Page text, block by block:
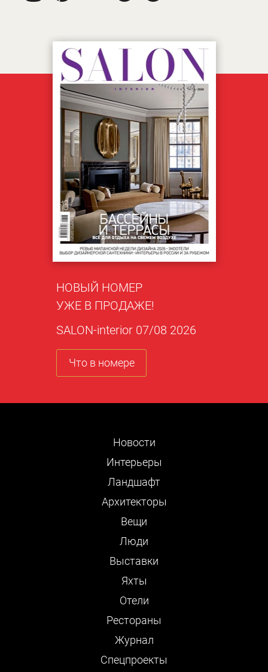
НОВЫЙ НОМЕР
УЖЕ В ПРОДАЖЕ!
SALON-interior 07/08 2026
Что в номере
Новости
Интерьеры
Ландшафт
Архитекторы
Вещи
Люди
Выставки
Яхты
Отели
Рестораны
Журнал
Cпецпроекты